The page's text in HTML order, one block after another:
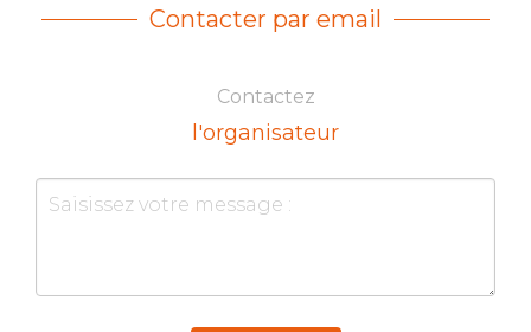
Contacter par email
Contactez
l'organisateur